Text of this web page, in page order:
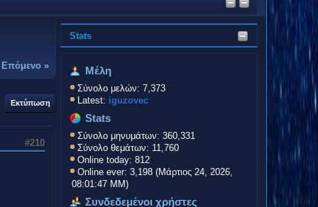
Stats
Μέλη
Σύνολο μελών: 7,373
Latest: iguzovec
Stats
Σύνολο μηνυμάτων: 360,331
Σύνολο θεμάτων: 11,760
Online today: 812
Online ever: 3,198 (Μάρτιος 24, 2026,
08:01:47 ΜΜ)
Συνδεδεμένοι χρήστες
Επόμενο »
Εκτύπωση
#210